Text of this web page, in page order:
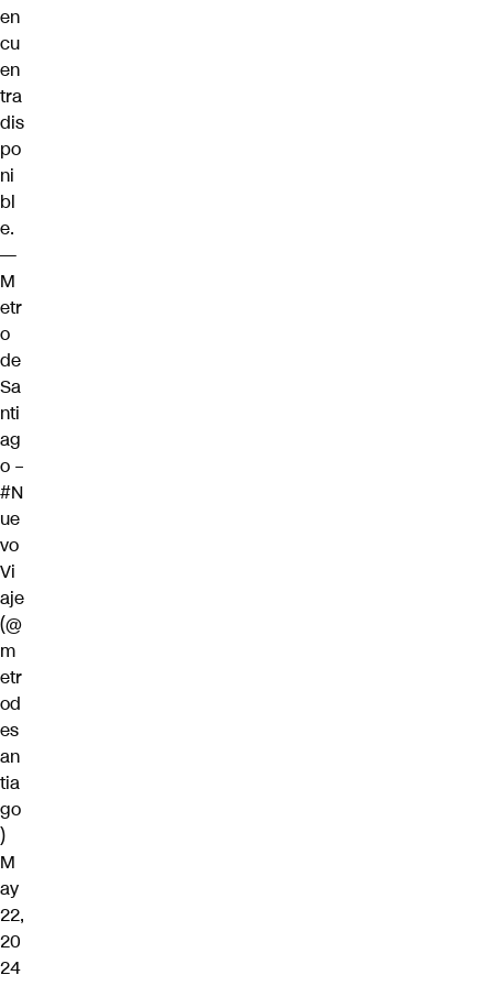
en
cu
en
tra
dis
po
ni
bl
e.
—
M
etr
o
de
Sa
nti
ag
o –
#N
ue
vo
Vi
aje
(@
m
etr
od
es
an
tia
go
)
M
ay
22,
20
24